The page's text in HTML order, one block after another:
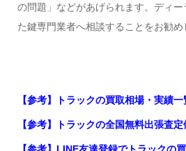
の問題」などがあげられます。ディ
た鍵専門業者へ相談することをお勧め
【参考】トラックの買取相場・実績
【参考】トラックの全国無料出張査
【参考】LINE友達登録でトラックの